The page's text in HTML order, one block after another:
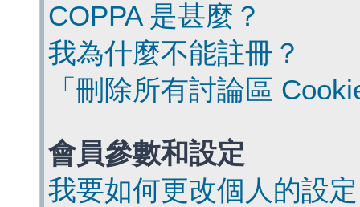
COPPA 是甚麼？
我為什麼不能註冊？
「刪除所有討論區
會員參數和設定
我要如何更改個人的設